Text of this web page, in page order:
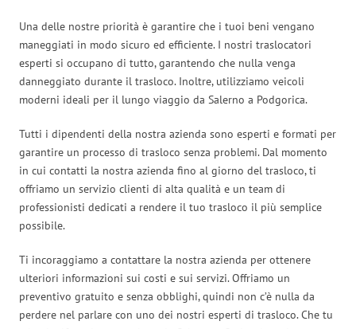
Una delle nostre priorità è garantire che i tuoi beni vengano
maneggiati in modo sicuro ed efficiente. I nostri traslocatori
esperti si occupano di tutto, garantendo che nulla venga
danneggiato durante il trasloco. Inoltre, utilizziamo veicoli
moderni ideali per il lungo viaggio da Salerno a Podgorica.
Tutti i dipendenti della nostra azienda sono esperti e formati per
garantire un processo di trasloco senza problemi. Dal momento
in cui contatti la nostra azienda fino al giorno del trasloco, ti
offriamo un servizio clienti di alta qualità e un team di
professionisti dedicati a rendere il tuo trasloco il più semplice
possibile.
Ti incoraggiamo a contattare la nostra azienda per ottenere
ulteriori informazioni sui costi e sui servizi. Offriamo un
preventivo gratuito e senza obblighi, quindi non c’è nulla da
perdere nel parlare con uno dei nostri esperti di trasloco. Che tu